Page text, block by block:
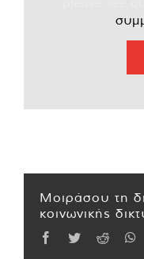
Μοιράσου τη
κοινωνικής
Facebook
TwitterReddit